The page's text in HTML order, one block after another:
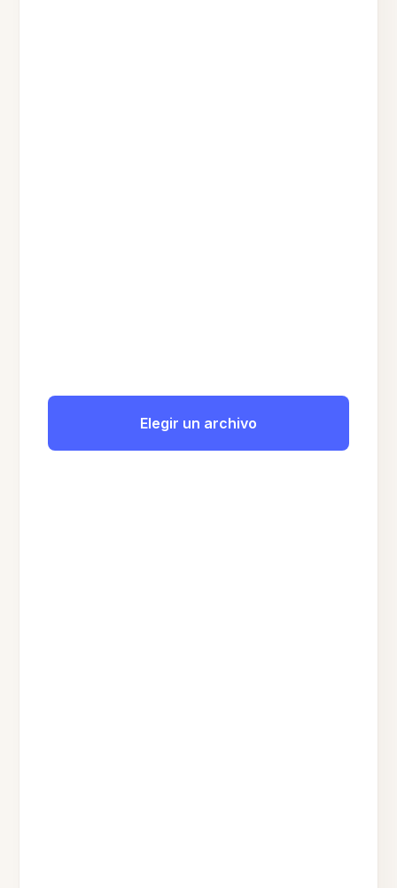
Elegir un archivo